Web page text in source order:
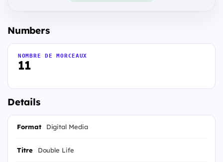
Numbers
11
NOMBRE DE MORCEAUX
Details
Format Digital Media
Titre Double Life